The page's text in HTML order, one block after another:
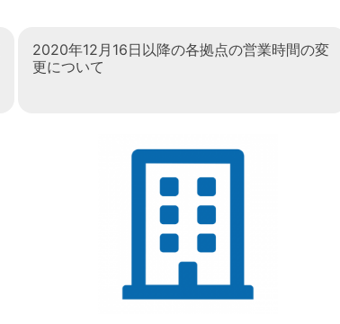
2020年12月16日以降の各拠点の営業時間の変
更について